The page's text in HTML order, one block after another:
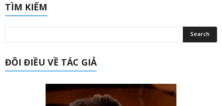
TÌM KIẾM
ĐÔI ĐIỀU VỀ TÁC GIẢ